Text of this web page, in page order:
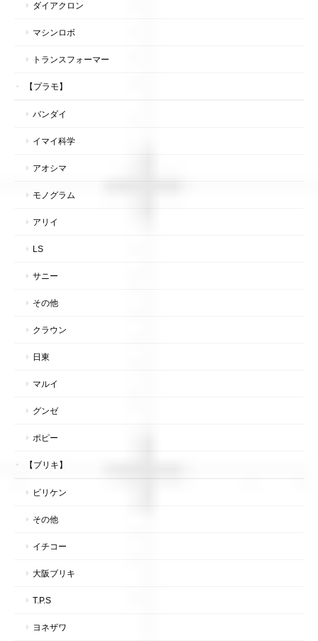
ダイアクロン
マシンロボ
トランスフォーマー
【プラモ】
バンダイ
イマイ科学
アオシマ
モノグラム
アリイ
LS
サニー
その他
クラウン
日東
マルイ
グンゼ
ポピー
【ブリキ】
ビリケン
その他
イチコー
大阪ブリキ
T.P.S
ヨネザワ